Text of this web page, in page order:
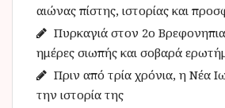
ι
α
:
αιώνας πίστης, ιστορίας και
Πυρκαγιά στον 2ο
ημέρες σιωπής και σοβαρά
Πριν από τρία χρόνια, η Νέα
την ιστορία της